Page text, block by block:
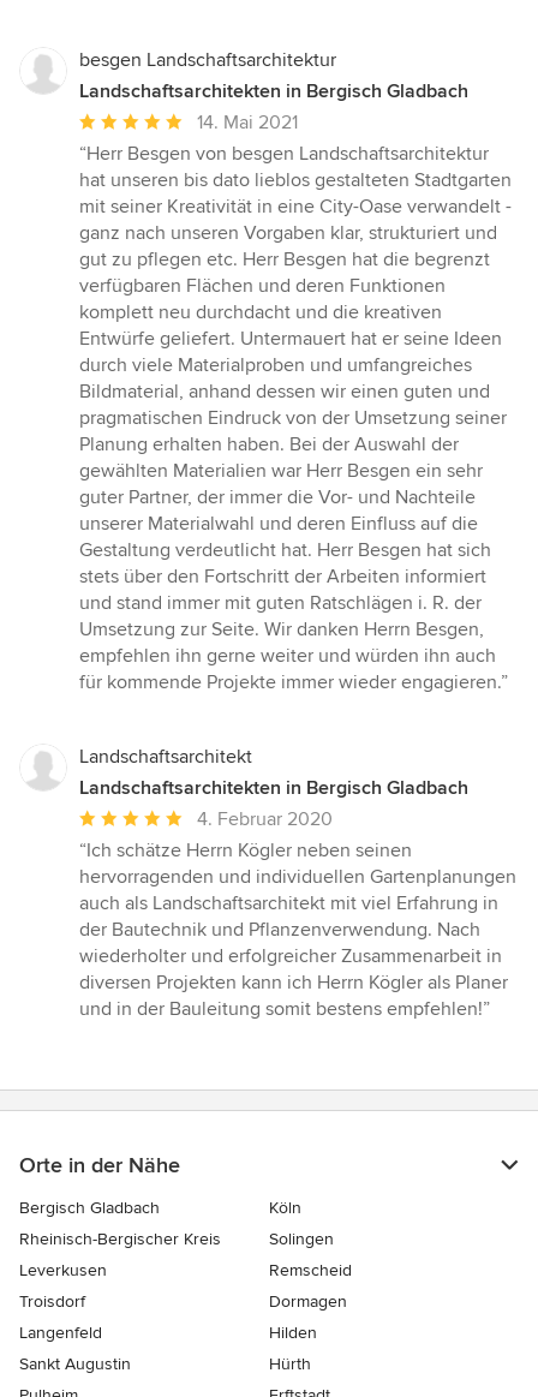
besgen Landschaftsarchitektur
Landschaftsarchitekten in Bergisch Gladbach
Durchschnittliche
Bewertung:
5
von
5
Sternen
14. Mai 2021
“Herr Besgen von besgen Landschaftsarchitektur
hat unseren bis dato lieblos gestalteten Stadtgarten
mit seiner Kreativität in eine City-Oase verwandelt -
ganz nach unseren Vorgaben klar, strukturiert und
gut zu pflegen etc. Herr Besgen hat die begrenzt
verfügbaren Flächen und deren Funktionen
komplett neu durchdacht und die kreativen
Entwürfe geliefert. Untermauert hat er seine Ideen
durch viele Materialproben und umfangreiches
Bildmaterial, anhand dessen wir einen guten und
pragmatischen Eindruck von der Umsetzung seiner
Planung erhalten haben. Bei der Auswahl der
gewählten Materialien war Herr Besgen ein sehr
guter Partner, der immer die Vor- und Nachteile
unserer Materialwahl und deren Einfluss auf die
Gestaltung verdeutlicht hat. Herr Besgen hat sich
stets über den Fortschritt der Arbeiten informiert
und stand immer mit guten Ratschlägen i. R. der
Umsetzung zur Seite. Wir danken Herrn Besgen,
empfehlen ihn gerne weiter und würden ihn auch
für kommende Projekte immer wieder engagieren.”
Landschaftsarchitekt
Landschaftsarchitekten in Bergisch Gladbach
Durchschnittliche
Bewertung:
5
von
5
Sternen
4. Februar 2020
“Ich schätze Herrn Kögler neben seinen
hervorragenden und individuellen Gartenplanungen
auch als Landschaftsarchitekt mit viel Erfahrung in
der Bautechnik und Pflanzenverwendung. Nach
wiederholter und erfolgreicher Zusammenarbeit in
diversen Projekten kann ich Herrn Kögler als Planer
und in der Bauleitung somit bestens empfehlen!”
Orte in der Nähe
Bergisch Gladbach
Köln
Rheinisch-Bergischer Kreis
Solingen
Leverkusen
Remscheid
Troisdorf
Dormagen
Langenfeld
Hilden
Sankt Augustin
Hürth